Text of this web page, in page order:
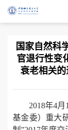
国家自然科
官退行性变
衰老相关
2018年4
基金委）重大